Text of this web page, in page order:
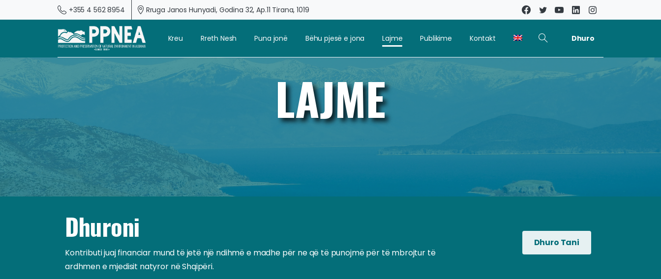
+355 4 562 8954 Rruga Janos Hunyadi, Godina 32, Ap.11 Tirana, 1019
Kreu Rreth Nesh Puna jonë Bëhu pjesë e jona Lajme Publikime Kontakt Dhuro
LAJME
Dhuroni
Kontributi juaj financiar mund të jetë një ndihmë e madhe për ne që të punojmë për të mbrojtur të
ardhmen e mjedisit natyror në Shqipëri.
Dhuro Tani